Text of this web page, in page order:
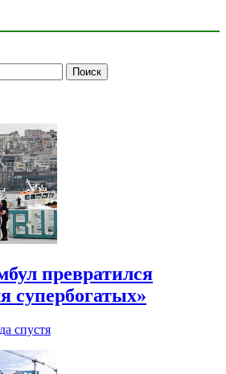
превратился
супербогатых»
спустя